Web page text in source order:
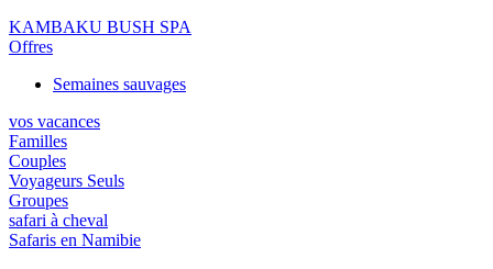
KAMBAKU BUSH SPA
Offres
Semaines sauvages
vos vacances
Familles
Couples
Voyageurs Seuls
Groupes
safari à cheval
Safaris en Namibie